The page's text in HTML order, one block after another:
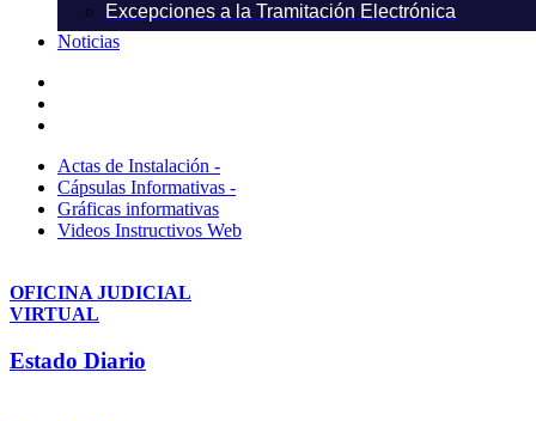
Excepciones a la Tramitación Electrónica
Noticias
Actas de Instalación -
Cápsulas Informativas -
Gráficas informativas
Videos Instructivos Web
OFICINA JUDICIAL
VIRTUAL
Estado Diario